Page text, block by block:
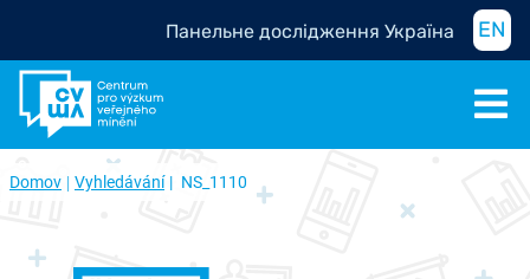
Панельне дослідження Україна EN
Domov Vyhledávání NS_1110